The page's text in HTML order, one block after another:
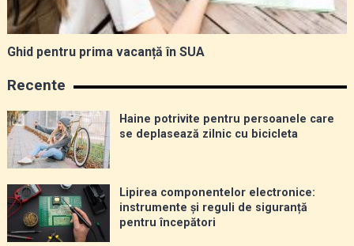
Ghid pentru prima vacanță în SUA
Recente
Haine potrivite pentru persoanele care
se deplasează zilnic cu bicicleta
Lipirea componentelor electronice:
instrumente și reguli de siguranță
pentru începători